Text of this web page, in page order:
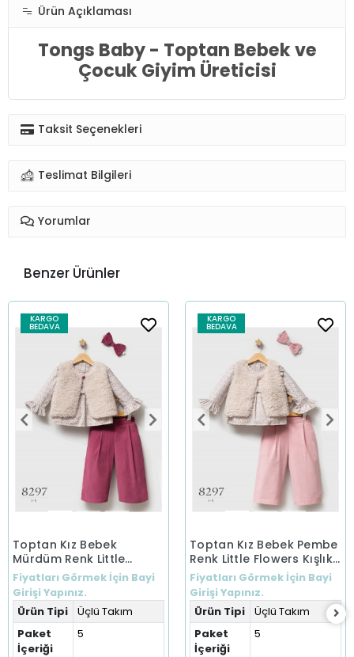
Ürün Açıklaması
Tongs Baby - Toptan Bebek ve
Çocuk Giyim Üreticisi
Taksit Seçenekleri
Teslimat Bilgileri
Yorumlar
Benzer Ürünler
KARGO
BEDAVA
Toptan Kız Bebek
Mürdüm Renk Little
Flowers Kışlık Üçlü Takım
(1-5 Yaş)
Fiyatları Görmek İçin Bayi
Girişi Yapınız.
Ürün Tipi
Üçlü Takım
Paket
İçeriği
5
KARGO
BEDAVA
Toptan Kız Bebek Pembe
Renk Little Flowers Kışlık
Üçlü Takım (1-5 Yaş)
Fiyatları Görmek İçin Bayi
Girişi Yapınız.
Ürün Tipi
Üçlü Takım
Paket
İçeriği
5